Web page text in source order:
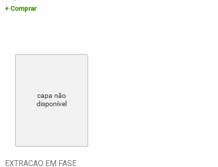
Comprar
EXTRACAO EM FASE